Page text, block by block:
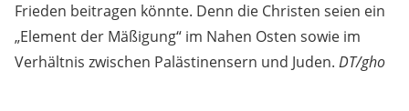
Frieden beitragen könnte. Denn die Christen seien ein
„Element der Mäßigung“ im Nahen Osten sowie im
Verhältnis zwischen Palästinensern und Juden. DT/gho